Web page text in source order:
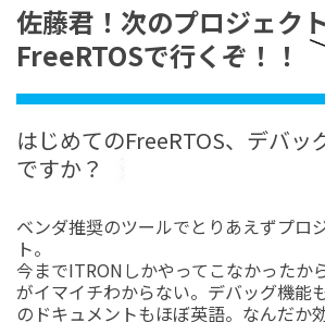
佐藤君！次のプロジェク
FreeRTOSで行くぞ！！
はじめてのFreeRTOS、デバッ
ですか？
ベンダ推奨のツールでとりあえずプロ
ト。
今までITRONしかやってこなかったか
がイマイチわからない。デバッグ機能
のドキュメントもほぼ英語。なんだか